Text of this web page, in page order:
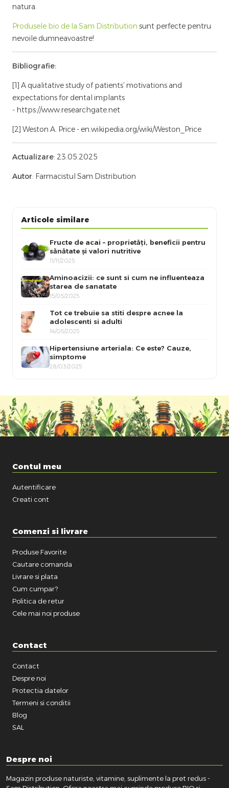
natura.
Produsele bio de la Sam Distribution sunt perfecte pentru
nevoile dumneavoastre!
Bibliografie:
[1] A qualitative study of patients’ motivations and
expectations for dental implants
- https://www.researchgate.net
[2] Weston A. Price - en.wikipedia.org/wiki/Weston_Price
Actualizare: 23.05.2025
Autor: Farmacistul Sam Distribution
Articole similare
Fructe de acai – proprietăți, beneficii pentru
sănătate și valori nutritive
11/11/2025
Aminoacizii: ce sunt si cum ne influenteaza
starea de sanatate
15/05/2025
Tot ce trebuie sa stiti despre acnee la
adolescenti si adulti
14/05/2025
Hipertensiune arteriala: Ce este? Cauze,
simptome
28/03/2025
Contul meu
Autentificare
Creati cont
Comenzi si livrare
Produse Favorite
Cautare comanda
Livrare si plata
Cum cumpar?
Politica de retur
Cele mai noi produse
Contact
Contact
Despre noi
Protectia datelor
Termeni si conditii
Blog
SAL
Despre noi
Magazin produse naturiste, vitamine, suplimente la pret redus -